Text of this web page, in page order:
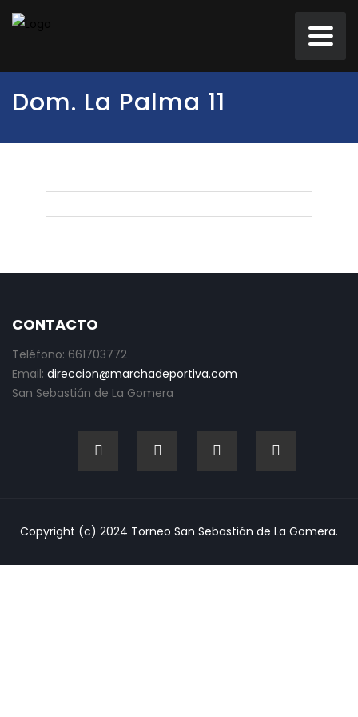
Dom. La Palma 11
CONTACTO
Teléfono: 661703772
Email: direccion@marchadeportiva.com
San Sebastián de La Gomera
Copyright (c) 2024 Torneo San Sebastián de La Gomera.